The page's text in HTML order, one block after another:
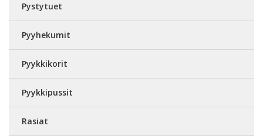
Pystytuet
Pyyhekumit
Pyykkikorit
Pyykkipussit
Rasiat